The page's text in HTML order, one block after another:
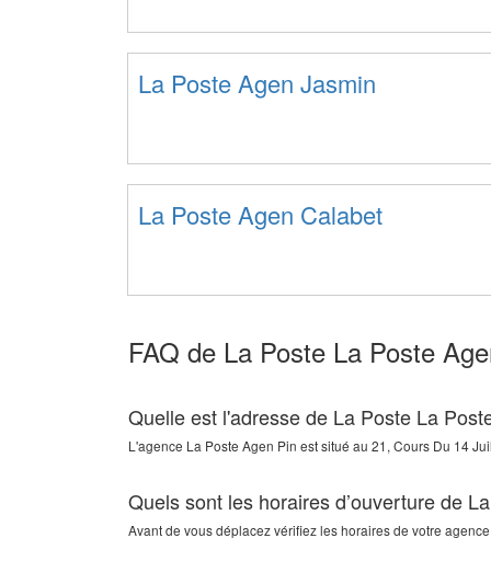
La Poste Agen Jasmin
La Poste Agen Calabet
FAQ de La Poste La Poste
Quelle est l'adresse de La Poste La
L'agence La Poste Agen Pin est situé au 21, Cours Du 14
Quels sont les horaires d’ouverture de
Avant de vous déplacez vérifiez les horaires de votre